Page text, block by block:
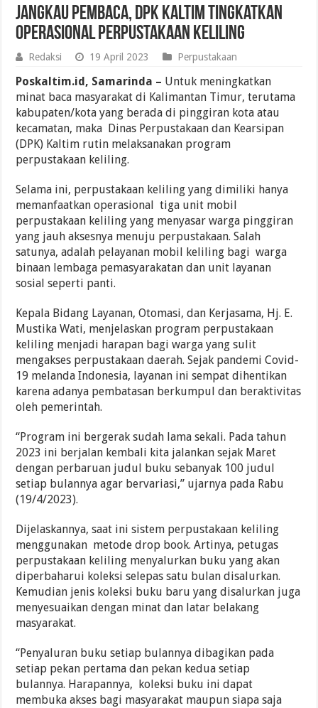
Jangkau Pembaca, DPK Kaltim Tingkatkan
Operasional Perpustakaan Keliling
Redaksi 19 April 2023 Perpustakaan
Poskaltim.id, Samarinda – Untuk meningkatkan
minat baca masyarakat di Kalimantan Timur, terutama
kabupaten/kota yang berada di pinggiran kota atau
kecamatan, maka Dinas Perpustakaan dan Kearsipan
(DPK) Kaltim rutin melaksanakan program
perpustakaan keliling.
Selama ini, perpustakaan keliling yang dimiliki hanya
memanfaatkan operasional tiga unit mobil
perpustakaan keliling yang menyasar warga pinggiran
yang jauh aksesnya menuju perpustakaan. Salah
satunya, adalah pelayanan mobil keliling bagi warga
binaan lembaga pemasyarakatan dan unit layanan
sosial seperti panti.
Kepala Bidang Layanan, Otomasi, dan Kerjasama, Hj. E.
Mustika Wati, menjelaskan program perpustakaan
keliling menjadi harapan bagi warga yang sulit
mengakses perpustakaan daerah. Sejak pandemi Covid-
19 melanda Indonesia, layanan ini sempat dihentikan
karena adanya pembatasan berkumpul dan beraktivitas
oleh pemerintah.
“Program ini bergerak sudah lama sekali. Pada tahun
2023 ini berjalan kembali kita jalankan sejak Maret
dengan perbaruan judul buku sebanyak 100 judul
setiap bulannya agar bervariasi,” ujarnya pada Rabu
(19/4/2023).
Dijelaskannya, saat ini sistem perpustakaan keliling
menggunakan metode drop book. Artinya, petugas
perpustakaan keliling menyalurkan buku yang akan
diperbaharui koleksi selepas satu bulan disalurkan.
Kemudian jenis koleksi buku baru yang disalurkan juga
menyesuaikan dengan minat dan latar belakang
masyarakat.
“Penyaluran buku setiap bulannya dibagikan pada
setiap pekan pertama dan pekan kedua setiap
bulannya. Harapannya, koleksi buku ini dapat
membuka akses bagi masyarakat maupun siapa saja